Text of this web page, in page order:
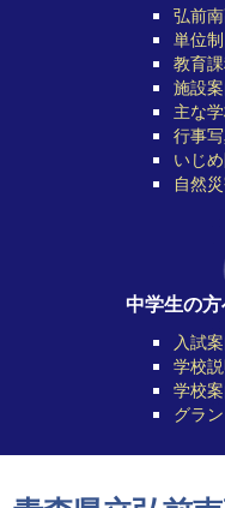
弘前
単位
教育
施設
主な
行事
いじ
自然
中学生の
入試
学校
学校
グラ